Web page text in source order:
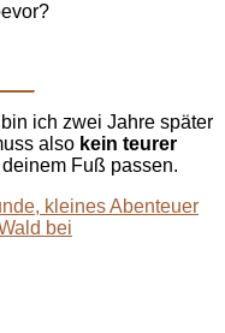
ich zwei Jahre später
also kein teurer
Fuß passen.
kleines Abenteuer
bei